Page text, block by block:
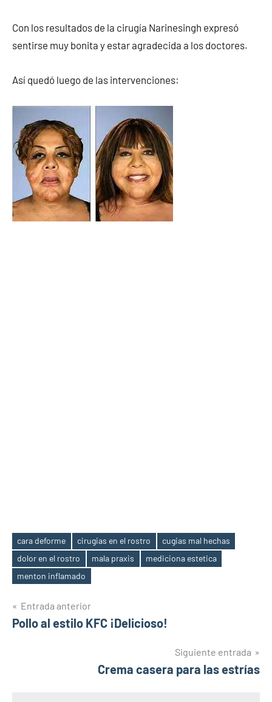
Con los resultados de la cirugía Narinesingh expresó
sentirse muy bonita y estar agradecida a los doctores.
Así quedó luego de las intervenciones:
Etiquetas
cara deforme cirugias en el rostro
cugias mal hechas
dolor en el rostro
mala praxis
mediciona estetica
menton inflamado
Navegación
de
Entrada anterior
Pollo al estilo KFC ¡Delicioso!
Siguiente entrada
Crema casera para las estrías